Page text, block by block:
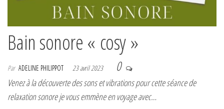
Bain sonore « cosy »
Par ADELINE PHILIPPOT 23 avril 2023 0
Venez à la découverte des sons et vibrations pour cette séance de
relaxation sonore je vous emmène en voyage avec…